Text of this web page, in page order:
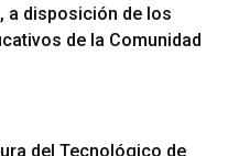
a disposición de los
de la Comunidad
del Tecnológico de